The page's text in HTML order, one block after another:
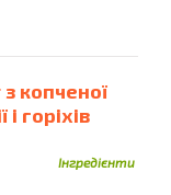
копченої
і горіхів
Інгредієнти